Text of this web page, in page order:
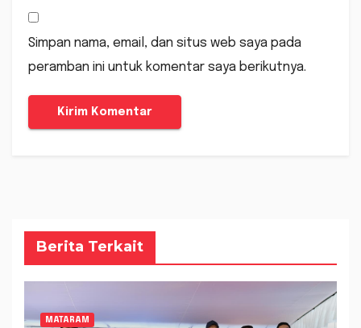
Simpan nama, email, dan situs web saya pada
peramban ini untuk komentar saya berikutnya.
Berita Terkait
MATARAM